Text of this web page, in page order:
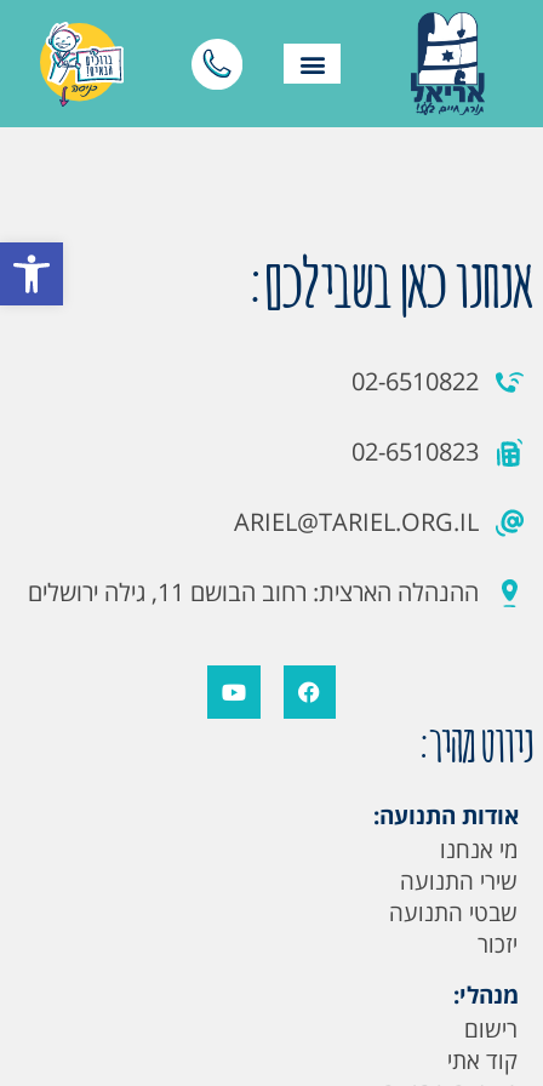
פתח אנחנו כאן בשבילכם:
02-6510822
02-6510823
ARIEL@TARIEL.ORG.IL
ההנהלה הארצית: רחוב הבושם 11, גילה ירושלים
ניווט מהיר:
אודות התנועה:
מי אנחנו
שירי התנועה
שבטי התנועה
יזכור
מנהלי:
רישום
קוד אתי